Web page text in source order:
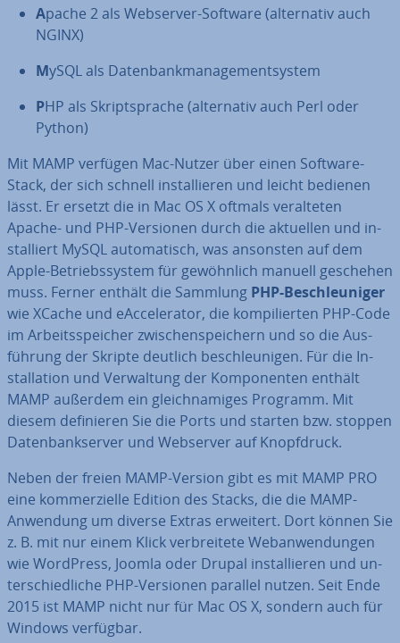
Apache 2 als Webserver-Software (al­ter­na­tiv auch
NGINX)
MySQL als Da­ten­bank­ma­nage­ment­sys­tem
PHP als Skript­spra­che (al­ter­na­tiv auch Perl oder
Python)
Mit MAMP verfügen Mac-Nutzer über einen Software-
Stack, der sich schnell in­stal­lie­ren und leicht bedienen
lässt. Er ersetzt die in Mac OS X oftmals ver­al­te­ten
Apache- und PHP-Versionen durch die aktuellen und in­
stal­liert MySQL au­to­ma­tisch, was ansonsten auf dem
Apple-Be­triebs­sys­tem für ge­wöhn­lich manuell geschehen
muss. Ferner enthält die Sammlung PHP-Be­schleu­ni­ger
wie XCache und eAc­ce­le­ra­tor, die kom­pi­lier­ten PHP-Code
im Ar­beits­spei­cher zwi­schen­spei­chern und so die Aus­
füh­rung der Skripte deutlich be­schleu­ni­gen. Für die In­
stal­la­ti­on und Ver­wal­tung der Kom­po­nen­ten enthält
MAMP außerdem ein gleich­na­mi­ges Programm. Mit
diesem de­fi­nie­ren Sie die Ports und starten bzw. stoppen
Da­ten­bank­ser­ver und Webserver auf Knopf­druck.
Neben der freien MAMP-Version gibt es mit MAMP PRO
eine kom­mer­zi­el­le Edition des Stacks, die die MAMP-
Anwendung um diverse Extras erweitert. Dort können Sie
z. B. mit nur einem Klick ver­brei­te­te Web­an­wen­dun­gen
wie WordPress, Joomla oder Drupal in­stal­lie­ren und un­
ter­schied­li­che PHP-Versionen parallel nutzen. Seit Ende
2015 ist MAMP nicht nur für Mac OS X, sondern auch für
Windows verfügbar.